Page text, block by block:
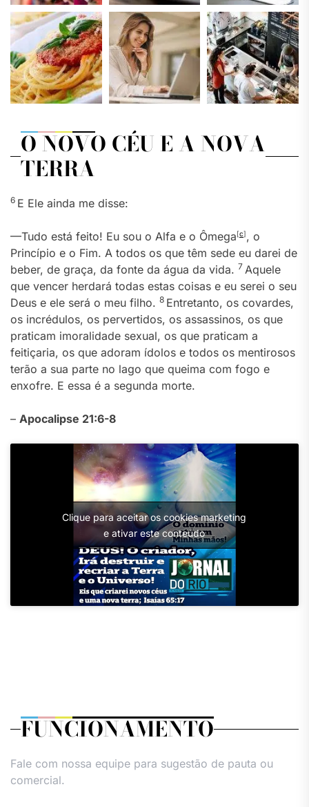
O NOVO CÉU E A NOVA
TERRA
6 E Ele ainda me disse:
—Tudo está feito! Eu sou o Alfa e o Ômega[c], o
Princípio e o Fim. A todos os que têm sede eu darei de
beber, de graça, da fonte da água da vida. 7 Aquele
que vencer herdará todas estas coisas e eu serei o seu
Deus e ele será o meu filho. 8 Entretanto, os covardes,
os incrédulos, os pervertidos, os assassinos, os que
praticam imoralidade sexual, os que praticam a
feitiçaria, os que adoram ídolos e todos os mentirosos
terão a sua parte no lago que queima com fogo e
enxofre. E essa é a segunda morte.
– Apocalipse 21:6-8
Clique para aceitar os cookies marketing
e ativar este conteúdo
FUNCIONAMENTO
Fale com nossa equipe para sugestão de pauta ou
comercial.